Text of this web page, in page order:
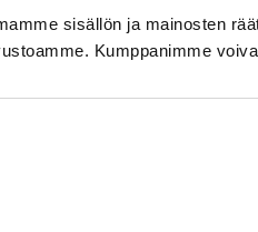
sisällön ja mainosten
Kumppanimme